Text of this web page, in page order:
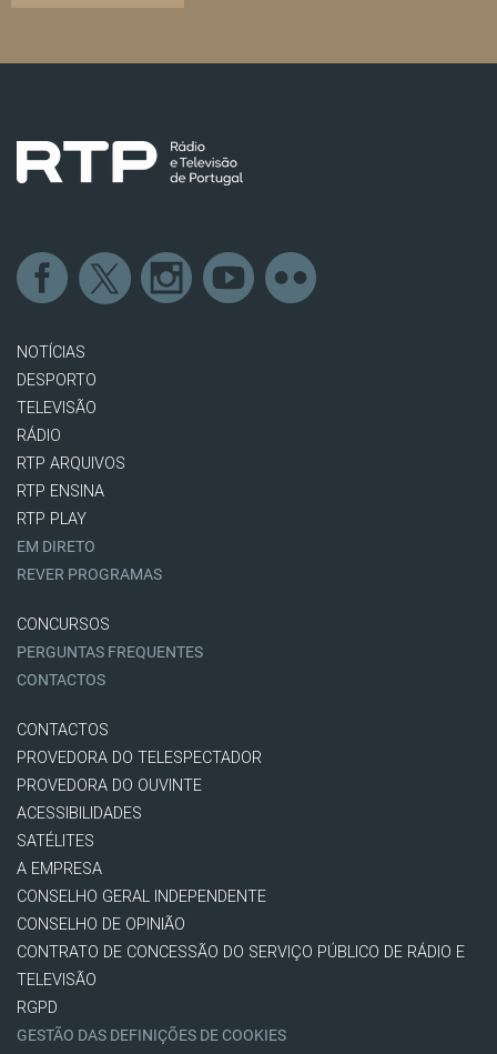
NOTÍCIAS
DESPORTO
TELEVISÃO
RÁDIO
RTP ARQUIVOS
RTP ENSINA
RTP PLAY
EM DIRETO
REVER PROGRAMAS
CONCURSOS
PERGUNTAS FREQUENTES
CONTACTOS
CONTACTOS
PROVEDORA DO TELESPECTADOR
PROVEDORA DO OUVINTE
ACESSIBILIDADES
SATÉLITES
A EMPRESA
CONSELHO GERAL INDEPENDENTE
CONSELHO DE OPINIÃO
CONTRATO DE CONCESSÃO DO SERVIÇO PÚBLICO DE RÁDIO E
TELEVISÃO
RGPD
GESTÃO DAS DEFINIÇÕES DE COOKIES